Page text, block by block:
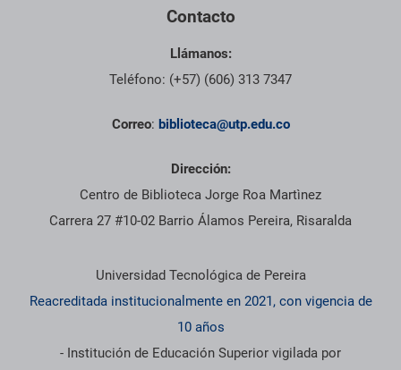
Contacto
Llámanos:
Teléfono: (+57) (606) 313 7347
Correo: biblioteca@utp.edu.co
Dirección:
Centro de Biblioteca Jorge Roa Martìnez
Carrera 27 #10-02 Barrio Álamos Pereira, Risaralda
Información institucional
Universidad Tecnológica de Pereira
Reacreditada institucionalmente en 2021, con vigencia de
10 años
- Institución de Educación Superior vigilada por